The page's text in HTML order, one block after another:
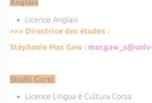
Anglais
Licence Anglais
>>> Directrice des études :
Stéphanie Mac Gaw :
Studii Corsi
Licence Lingua è Cultura Corsa